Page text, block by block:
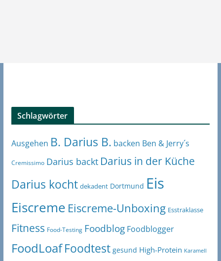
Schlagwörter
Ausgehen B. Darius B. backen Ben & Jerry´s
Cremissimo Darius backt Darius in der Küche
Darius kocht dekadent Dortmund Eis
Eiscreme Eiscreme-Unboxing Esstraklasse
Fitness Food-Testing Foodblog Foodblogger
FoodLoaf Foodtest gesund High-Protein Karamell